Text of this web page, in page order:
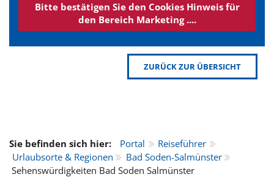
Bitte bestätigen Sie den Cookies Hinweis für
den Bereich Marketing ....
ZURÜCK ZUR ÜBERSICHT
Sie befinden sich hier: Portal
Reiseführer
Urlaubsorte & Regionen
Bad Soden-Salmünster
Sehenswürdigkeiten Bad Soden Salmünster